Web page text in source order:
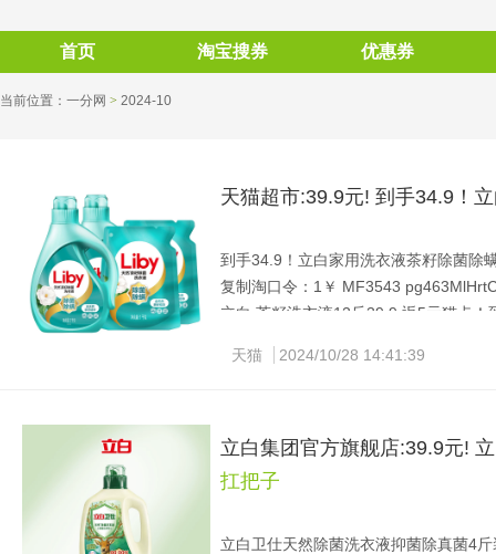
首页 淘宝搜券 优惠券
当前位置： 一分网 > 2024-10
天猫超市:39.9元! 到手34.9！
到手34.9！立白家用洗衣液茶籽除菌除
复制淘口令：1￥ MF3543
立白.茶籽洗衣液12斤39.9 返5元猫卡！
天猫
2024/10/28 14:41:39
立白集团官方旗舰店:39.9元!
扛把子
立白卫仕天然除菌洗衣液抑菌除真菌4